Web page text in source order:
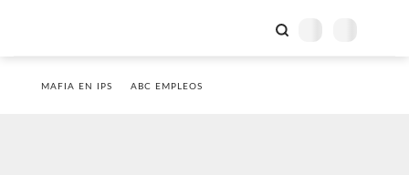
MAFIA EN IPS ABC EMPLEOS